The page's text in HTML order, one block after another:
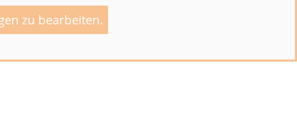
zu bearbeiten.